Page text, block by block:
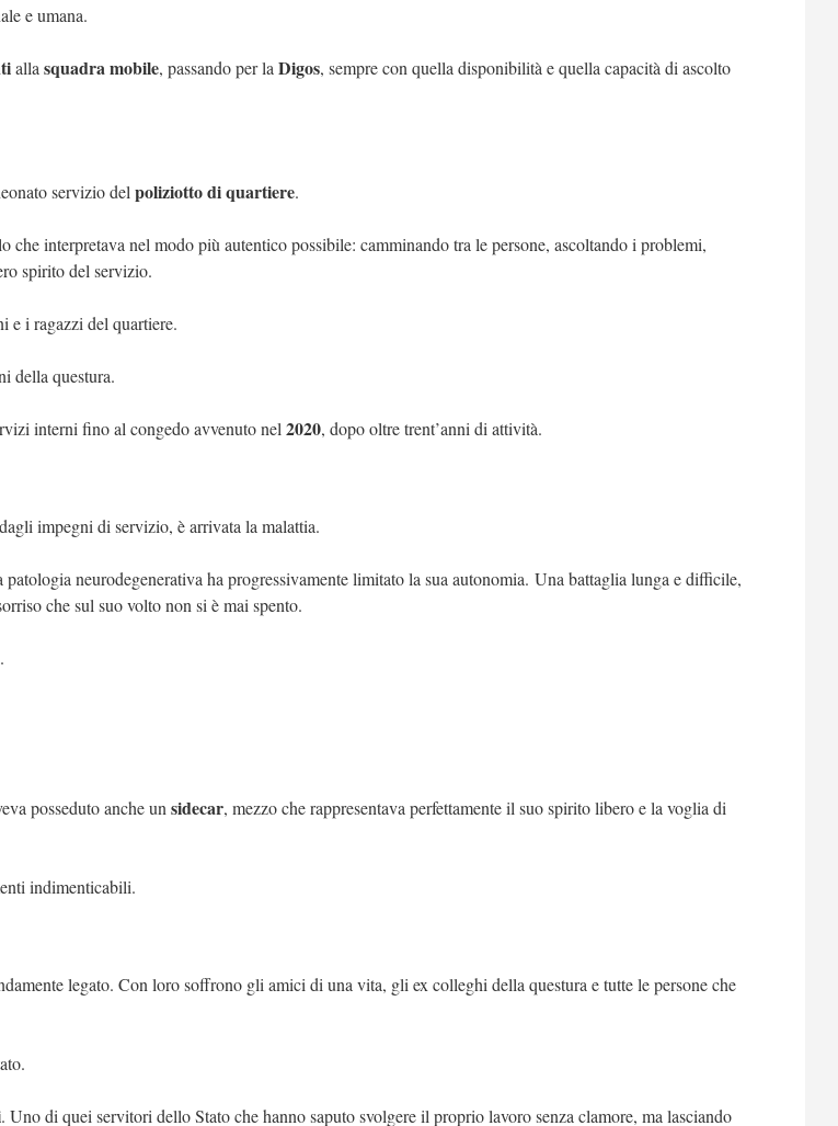
e umana.
alla squadra mobile, passando per la Digos, sempre con quella disponibilità e quella capacità di ascolto
servizio del poliziotto di quartiere.
interpretava nel modo più autentico possibile: camminando tra le persone, ascoltando i problemi,
spirito del servizio.
e i ragazzi del quartiere.
della questura.
interni fino al congedo avvenuto nel 2020, dopo oltre trent’anni di attività.
impegni di servizio, è arrivata la malattia.
neurodegenerativa ha progressivamente limitato la sua autonomia. Una battaglia lunga e difficile,
che sul suo volto non si è mai spento.
posseduto anche un sidecar, mezzo che rappresentava perfettamente il suo spirito libero e la voglia di
indimenticabili.
legato. Con loro soffrono gli amici di una vita, gli ex colleghi della questura e tutte le persone che
. Uno di quei servitori dello Stato che hanno saputo svolgere il proprio lavoro senza clamore, ma lasciando